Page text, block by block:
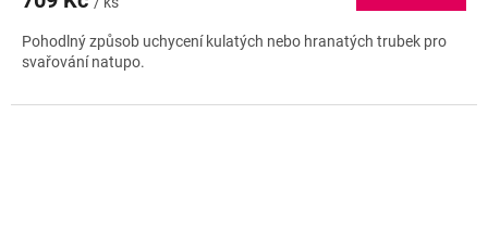
Pohodlný způsob uchycení kulatých nebo hranatých trubek pro
svařování natupo.